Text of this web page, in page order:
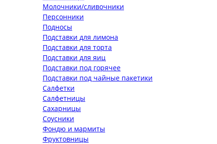
Молочники/сливочники
Персонники
Подносы
Подставки для лимона
Подставки для торта
Подставки для яиц
Подставки под горячее
Подставки под чайные пакетики
Салфетки
Салфетницы
Сахарницы
Соусники
Фондю и мармиты
Фруктовницы